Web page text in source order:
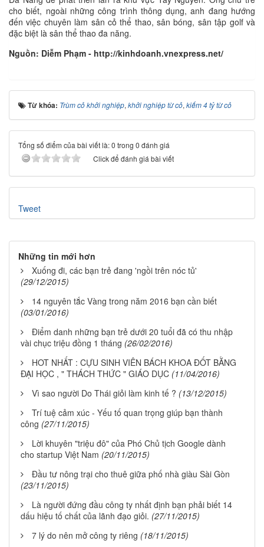
cho biết, ngoài những công trình thông dụng, anh đang hướng
đến việc chuyên làm sân cỏ thể thao, sân bóng, sân tập golf và
đặc biệt là sân thể thao đa năng.
Nguồn: Diễm Phạm - http://kinhdoanh.vnexpress.net/
Từ khóa: Trùm cỏ khởi nghiệp, khởi nghiệp từ cỏ, kiếm 4 tỷ từ cỏ
Tổng số điểm của bài viết là: 0 trong 0 đánh giá
Click để đánh giá bài viết
Tweet
Những tin mới hơn
Xuống đi, các bạn trẻ đang 'ngồi trên nóc tủ'
(29/12/2015)
14 nguyên tắc Vàng trong năm 2016 bạn cần biết
(03/01/2016)
Điểm danh những bạn trẻ dưới 20 tuổi đã có thu nhập
vài chục triệu đồng 1 tháng (26/02/2016)
HOT NHẤT : CỰU SINH VIÊN BÁCH KHOA ĐỐT BẰNG
ĐẠI HỌC , " THÁCH THỨC " GIÁO DỤC (11/04/2016)
Vì sao người Do Thái giỏi làm kinh tế ? (13/12/2015)
Trí tuệ cảm xúc - Yếu tố quan trọng giúp bạn thành
công (27/11/2015)
Lời khuyên "triệu đô" của Phó Chủ tịch Google dành
cho startup Việt Nam (20/11/2015)
Đầu tư nông trại cho thuê giữa phố nhà giàu Sài Gòn
(23/11/2015)
Là người đứng đầu công ty nhất định bạn phải biết 14
dấu hiệu tố chất của lãnh đạo giỏi. (27/11/2015)
7 lý do nên mở công ty riêng (18/11/2015)